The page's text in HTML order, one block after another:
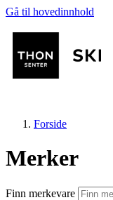
Gå til hovedinnhold
Butikker
Forside
Merker
Finn merkevare